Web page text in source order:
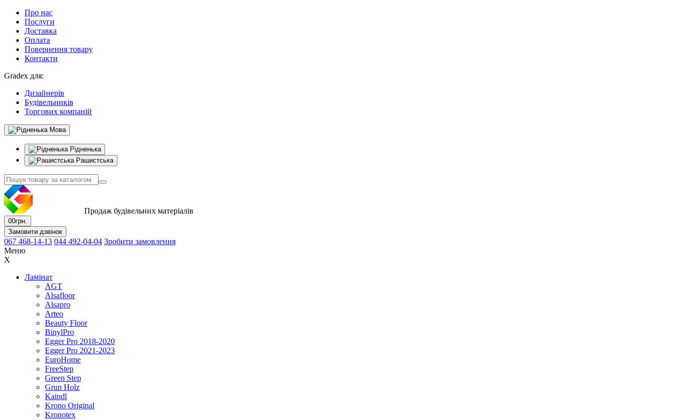
Про нас
Послуги
Доставка
Оплата
Повернення товару
Контакти
Gradex для:
Дизайнерів
Будівельників
Торгових компаній
Мова
Рідненька
Рашистська
Продаж будівельних матеріалів
00грн.
Замовити дзвінок
067 468-14-13 044 492-04-04 Зробити замовлення
Меню
X
Ламінат
AGT
Alsafloor
Alsapro
Arteo
Beauty Floor
BinylPro
Egger Pro 2018-2020
Egger Pro 2021-2023
EuroHome
FreeStep
Green Step
Grun Holz
Kaindl
Krono Original
Kronotex